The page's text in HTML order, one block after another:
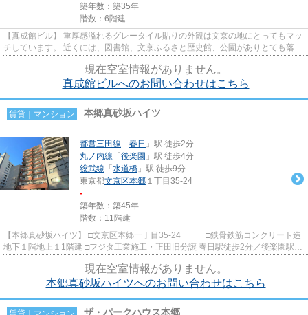
築年数：築35年
階数：6階建
【真成館ビル】 重厚感溢れるグレータイル貼りの外観は文京の地にとってもマッ
チしています。 近くには、図書館、文京ふるさと歴史館、公園がありとても落ち
現在空室情報がありません。
真成館ビルへのお問い合わせはこちら
賃貸｜マンション 本郷真砂坂ハイツ
都営三田線 「 春日 」駅 徒歩2分
丸ノ内線 「 後楽園 」駅 徒歩4分
総武線 「 水道橋 」駅 徒歩9分
東京都文京区本郷 １丁目35-24
-
築年数：築45年
階数：11階建
【本郷真砂坂ハイツ】 □文京区本郷一丁目35-24 □鉄骨鉄筋コンクリート造
地下１階地上１1階建 □フジタ工業施工・正田旧分譲 春日駅徒歩2分／後楽園駅徒
現在空室情報がありません。
本郷真砂坂ハイツへのお問い合わせはこちら
ザ・パークハウス本郷